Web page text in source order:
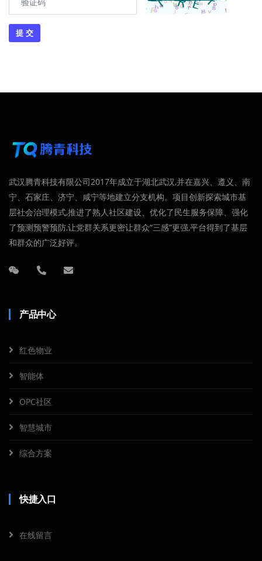
提 交
武汉腾青科技有限公司2017年成立于湖北武汉,并在嘉兴、遵义、南
宁、石家庄、济宁、咸宁等地建立分支机构。项目创新探索城市基
层社会治理模式,推进了熟人社区建设、优化了民生服务保障、强化
了预测预警预防,让党群关系更密让群众“三感”更强,平台得到了基层
和群众的广泛好评。
产品中心
红色物业
智能体
OPC社区
智慧城市
综合方案
快捷入口
在线留言